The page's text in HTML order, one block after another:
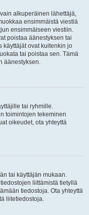
alkuperäinen lähettäjä,
ensimmäistä viestiä
ensimmäiseen viestiin.
poistaa äänestyksen tai
käyttäjät ovat kuitenkin jo
tai poistaa sen. Tämä
äänestyksen.
tai ryhmille.
toimintojen tekeminen
oikeudet, ota yhteyttä
tai käyttäjän mukaan.
liittämistä tietyllä
tiedostoja. Ota yhteyttä
liitetiedostoja.